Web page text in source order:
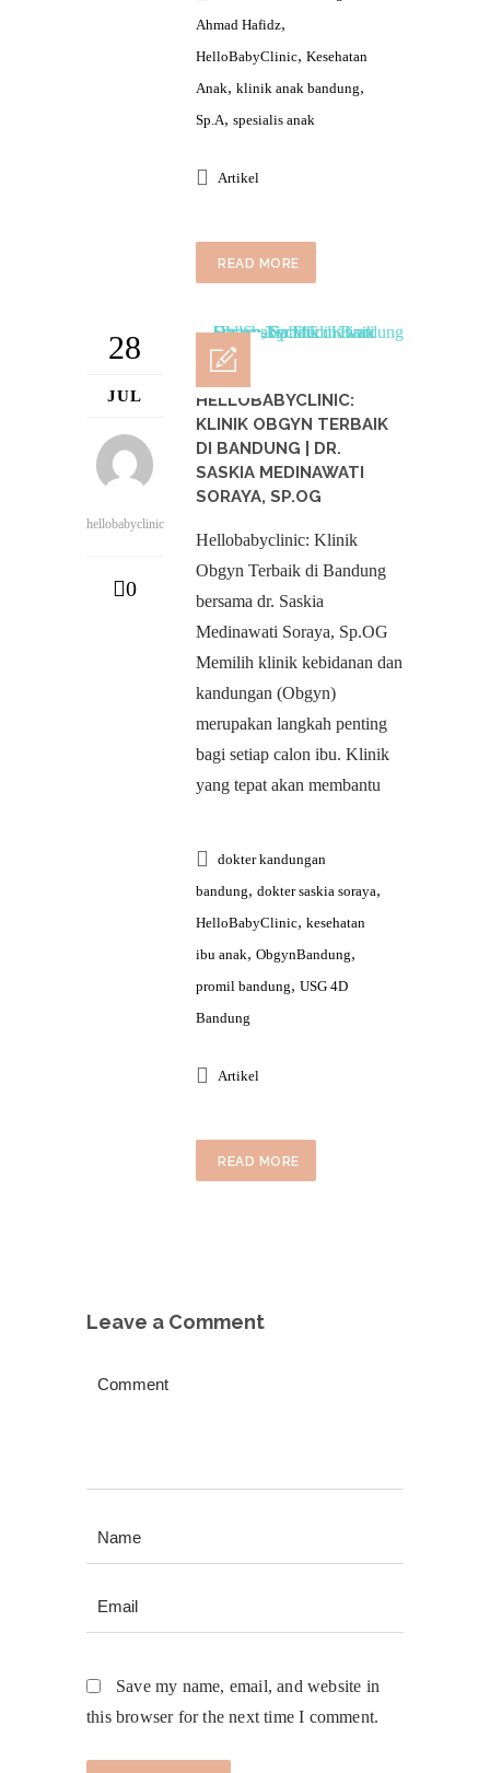
Ahmad Hafidz,
HelloBabyClinic, Kesehatan
Anak, klinik anak bandung,
Sp.A, spesialis anak
Artikel
READ MORE
28
JUL
hellobabyclinic
0
HELLOBABYCLINIC:
KLINIK OBGYN TERBAIK
DI BANDUNG | DR.
SASKIA MEDINAWATI
SORAYA, SP.OG
Hellobabyclinic: Klinik
Obgyn Terbaik di Bandung
bersama dr. Saskia
Medinawati Soraya, Sp.OG
Memilih klinik kebidanan dan
kandungan (Obgyn)
merupakan langkah penting
bagi setiap calon ibu. Klinik
yang tepat akan membantu
dokter kandungan
bandung, dokter saskia soraya,
HelloBabyClinic, kesehatan
ibu anak, ObgynBandung,
promil bandung, USG 4D
Bandung
Artikel
READ MORE
Leave a Comment
Save my name, email, and website in
this browser for the next time I comment.